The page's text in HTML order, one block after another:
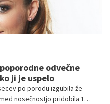
odvečne
ji je uspelo
po porodu izgubila že
nosečnostjo pridobila 15,